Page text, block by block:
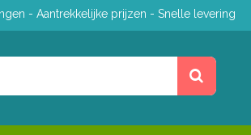
- Aantrekkelijke prijzen - Snelle levering